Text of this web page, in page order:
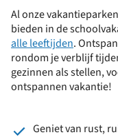
Al onze
bieden in de
alle leeftijden.
rondom je verblijf
gezinnen als stellen,
ontspannen vakantie!
Geniet van rust,